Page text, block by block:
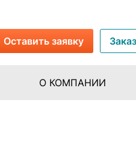
Оставить заявку
О КОМПАНИИ